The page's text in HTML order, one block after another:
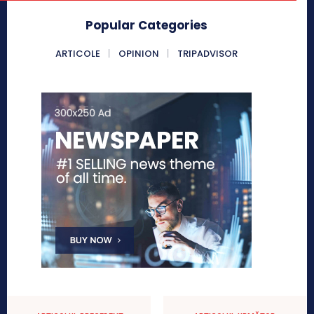
Popular Categories
ARTICOLE OPINION TRIPADVISOR